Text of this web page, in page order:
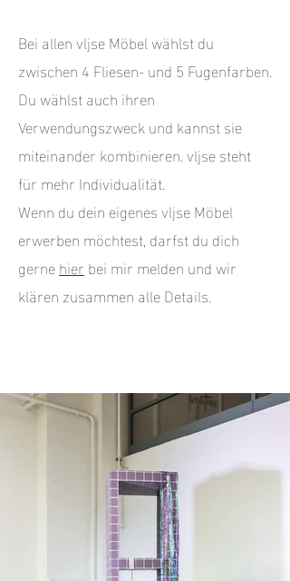
Bei allen vljse Möbel wählst du
zwischen 4 Fliesen- und 5 Fugenfarben.
Du wählst auch ihren
Verwendungszweck und kannst sie
miteinander kombinieren. vljse steht
für mehr Individualität.
Wenn du dein eigenes vljse Möbel
erwerben möchtest, darfst du dich
gernehierbei mir melden und wir
klären zusammen alle Details.